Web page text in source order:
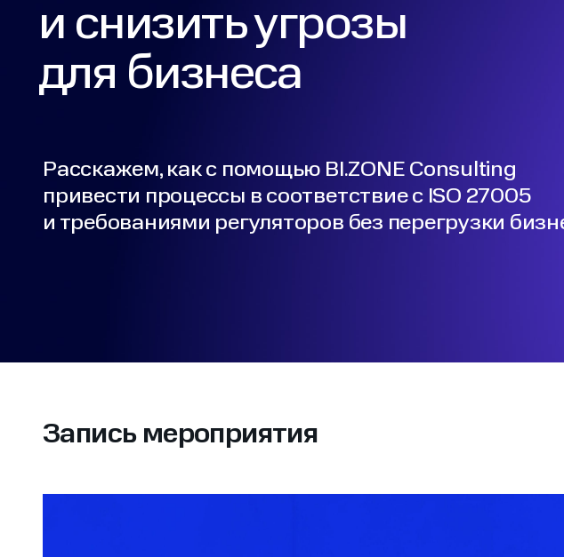
и снизить угрозы
для бизнеса
Расскажем, как с помощью BI.ZONE Consulting
привести процессы в соответствие с ISO 27005
и требованиями регуляторов без перегрузки
Запись мероприятия